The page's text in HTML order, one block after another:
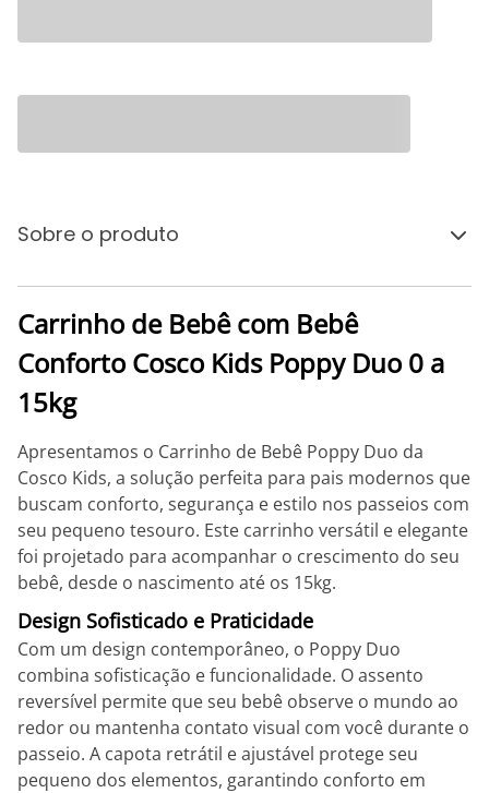
Sobre o produto
Carrinho de Bebê com Bebê
Conforto Cosco Kids Poppy Duo 0 a
15kg
Apresentamos o Carrinho de Bebê Poppy Duo da
Cosco Kids, a solução perfeita para pais modernos que
buscam conforto, segurança e estilo nos passeios com
seu pequeno tesouro. Este carrinho versátil e elegante
foi projetado para acompanhar o crescimento do seu
bebê, desde o nascimento até os 15kg.
Design Sofisticado e Praticidade
Com um design contemporâneo, o Poppy Duo
combina sofisticação e funcionalidade. O assento
reversível permite que seu bebê observe o mundo ao
redor ou mantenha contato visual com você durante o
passeio. A capota retrátil e ajustável protege seu
pequeno dos elementos, garantindo conforto em